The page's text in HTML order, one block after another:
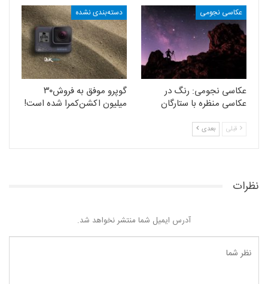
عکاسی نجومی
عکاسی نجومی: رنگ در
عکاسی منظره با ستارگان
دسته‌بندی نشده
گوپرو موفق به فروش۳۰
میلیون اکشن‌کمرا شده است!
قبلی بعدی
نظرات
آدرس ایمیل شما منتشر نخواهد شد.